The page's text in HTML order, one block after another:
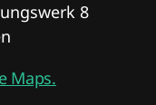
8
Maps.